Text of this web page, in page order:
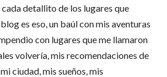
detallito de los lugares que
es eso, un baúl con mis aventuras
con lugares que me llamaron
volvería, mis recomendaciones de
ciudad, mis sueños, mis